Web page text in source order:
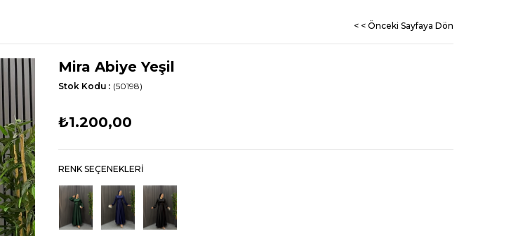
< < Önceki Sayfaya Dön
Mira Abiye Yeşil
(50198)
Stok Kodu
₺1.200,00
RENK SEÇENEKLERI